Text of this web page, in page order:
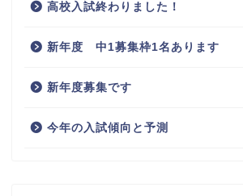
高校入試終わりました！
新年度 中1募集枠1名あります
新年度募集です
今年の入試傾向と予測